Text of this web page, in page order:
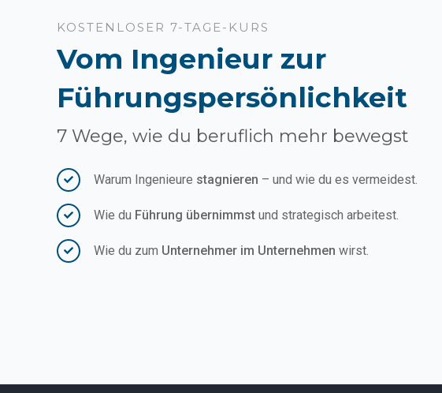
KOSTENLOSER 7-TAGE-KURS
Vom Ingenieur zur
Führungspersönlichkeit
7 Wege, wie du beruflich mehr bewegst
Warum Ingenieure stagnieren – und wie du es vermeidest.
Wie du Führung übernimmstund strategisch arbeitest.
Wie du zum Unternehmer im Unternehmen wirst.